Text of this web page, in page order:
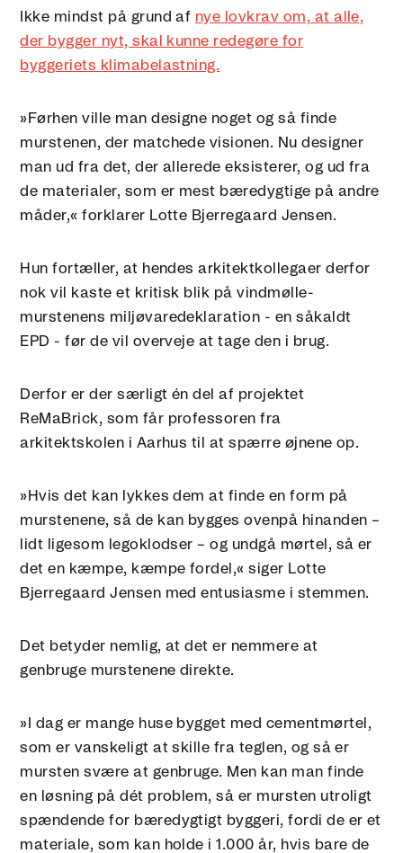
Ikke mindst på grund af nye lovkrav om, at alle,
der bygger nyt, skal kunne redegøre for
byggeriets klimabelastning.
»Førhen ville man designe noget og så finde
murstenen, der matchede visionen. Nu designer
man ud fra det, der allerede eksisterer, og ud fra
de materialer, som er mest bæredygtige på andre
måder,« forklarer Lotte Bjerregaard Jensen.
Hun fortæller, at hendes arkitektkollegaer derfor
nok vil kaste et kritisk blik på vindmølle-
murstenens miljøvaredeklaration - en såkaldt
EPD - før de vil overveje at tage den i brug.
Derfor er der særligt én del af projektet
ReMaBrick, som får professoren fra
arkitektskolen i Aarhus til at spærre øjnene op.
»Hvis det kan lykkes dem at finde en form på
murstenene, så de kan bygges ovenpå hinanden –
lidt ligesom legoklodser – og undgå mørtel, så er
det en kæmpe, kæmpe fordel,« siger Lotte
Bjerregaard Jensen med entusiasme i stemmen.
Det betyder nemlig, at det er nemmere at
genbruge murstenene direkte.
»I dag er mange huse bygget med cementmørtel,
som er vanskeligt at skille fra teglen, og så er
mursten svære at genbruge. Men kan man finde
en løsning på dét problem, så er mursten utroligt
spændende for bæredygtigt byggeri, fordi de er et
materiale, som kan holde i 1.000 år, hvis bare de